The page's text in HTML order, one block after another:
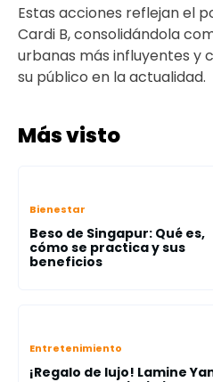
Estas acciones reflejan el
Cardi B, consolidándola
urbanas más influyentes y
su público en la actualidad.
Más visto
Bienestar
Beso de Singapur: Qué es,
cómo se practica y sus
beneficios
Entretenimiento
¡Regalo de lujo! Lamine